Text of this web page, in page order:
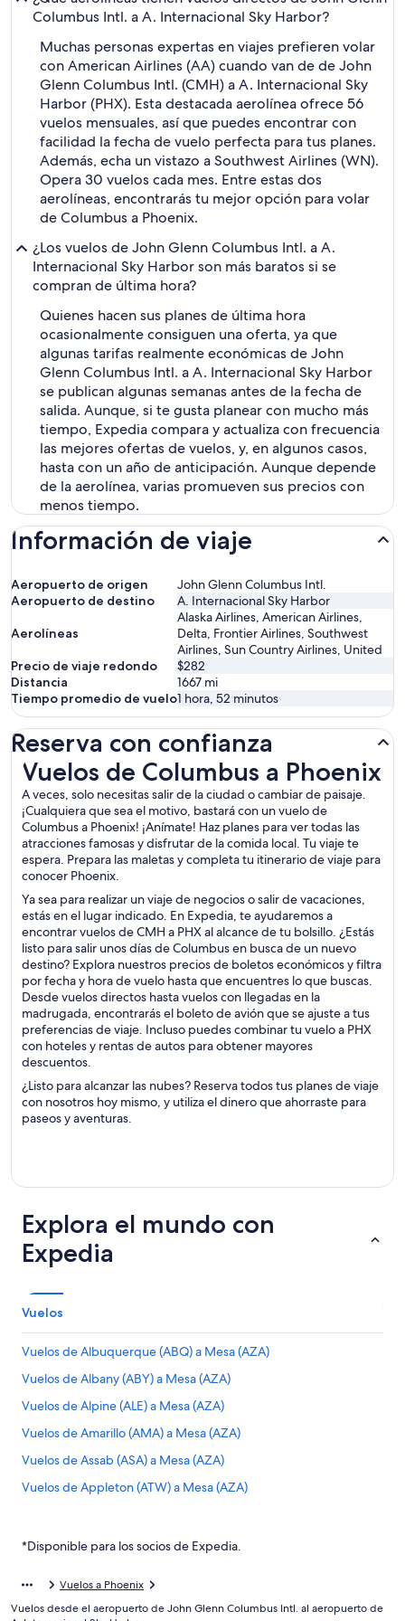
Columbus Intl. a A. Internacional Sky Harbor?
Muchas personas expertas en viajes prefieren volar
con American Airlines (AA) cuando van de de John
Glenn Columbus Intl. (CMH) a A. Internacional Sky
Harbor (PHX). Esta destacada aerolínea ofrece 56
vuelos mensuales, así que puedes encontrar con
facilidad la fecha de vuelo perfecta para tus planes.
Además, echa un vistazo a Southwest Airlines (WN).
Opera 30 vuelos cada mes. Entre estas dos
aerolíneas, encontrarás tu mejor opción para volar
de Columbus a Phoenix.
¿Los vuelos de John Glenn Columbus Intl. a A.
Internacional Sky Harbor son más baratos si se
compran de última hora?
Quienes hacen sus planes de última hora
ocasionalmente consiguen una oferta, ya que
algunas tarifas realmente económicas de John
Glenn Columbus Intl. a A. Internacional Sky Harbor
se publican algunas semanas antes de la fecha de
salida. Aunque, si te gusta planear con mucho más
tiempo, Expedia compara y actualiza con frecuencia
las mejores ofertas de vuelos, y, en algunos casos,
hasta con un año de anticipación. Aunque depende
de la aerolínea, varias promueven sus precios con
menos tiempo.
Información de viaje
Aeropuerto de origen
John Glenn Columbus Intl.
Aeropuerto de destino
A. Internacional Sky Harbor
Aerolíneas
Alaska Airlines, American Airlines,
Delta, Frontier Airlines, Southwest
Airlines, Sun Country Airlines, United
Precio de viaje redondo
$282
Distancia
1667 mi
Tiempo promedio de vuelo1 hora, 52 minutos
Reserva con confianza
Vuelos de Columbus a Phoenix
A veces, solo necesitas salir de la ciudad o cambiar de paisaje.
¡Cualquiera que sea el motivo, bastará con un vuelo de
Columbus a Phoenix! ¡Anímate! Haz planes para ver todas las
atracciones famosas y disfrutar de la comida local. Tu viaje te
espera. Prepara las maletas y completa tu itinerario de viaje para
conocer Phoenix.
Ya sea para realizar un viaje de negocios o salir de vacaciones,
estás en el lugar indicado. En Expedia, te ayudaremos a
encontrar vuelos de CMH a PHX al alcance de tu bolsillo. ¿Estás
listo para salir unos días de Columbus en busca de un nuevo
destino? Explora nuestros precios de boletos económicos y filtra
por fecha y hora de vuelo hasta que encuentres lo que buscas.
Desde vuelos directos hasta vuelos con llegadas en la
madrugada, encontrarás el boleto de avión que se ajuste a tus
preferencias de viaje. Incluso puedes combinar tu vuelo a PHX
con hoteles y rentas de autos para obtener mayores
descuentos.
¿Listo para alcanzar las nubes? Reserva todos tus planes de viaje
con nosotros hoy mismo, y utiliza el dinero que ahorraste para
paseos y aventuras.
Vuelos de Columbus a Phoenix
Explora el mundo con
Expedia
Vuelos
Vuelos de Albuquerque (ABQ) a Mesa (AZA)
Vuelos de Albany (ABY) a Mesa (AZA)
Vuelos de Alpine (ALE) a Mesa (AZA)
Vuelos de Amarillo (AMA) a Mesa (AZA)
Vuelos de Assab (ASA) a Mesa (AZA)
Vuelos de Appleton (ATW) a Mesa (AZA)
Vuelos de Billings (BIL) a Mesa (AZA)
Vuelos de Bloomington (BMI) a Mesa (AZA)
*Disponible para los socios de Expedia.
Vuelos a Phoenix
Vuelos desde el aeropuerto de John Glenn Columbus Intl. al aeropuerto de